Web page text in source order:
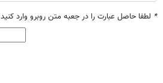
* لطفا حاصل عبارت را در جعبه متن روبرو وارد کنید